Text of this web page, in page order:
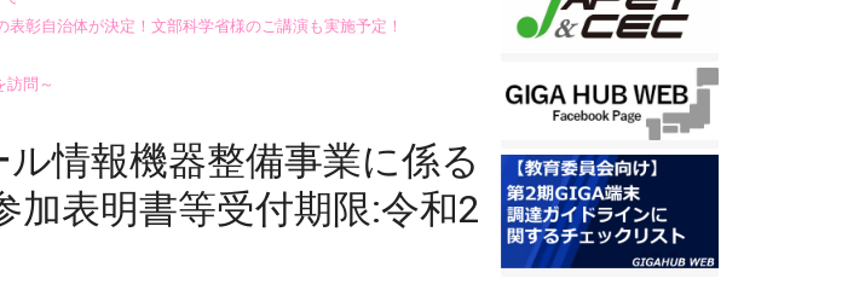
彰自治体が決定！文部科学省様のご講演も実施予定！
問～
情報機器整備事業に係る
表明書等受付期限:令和2